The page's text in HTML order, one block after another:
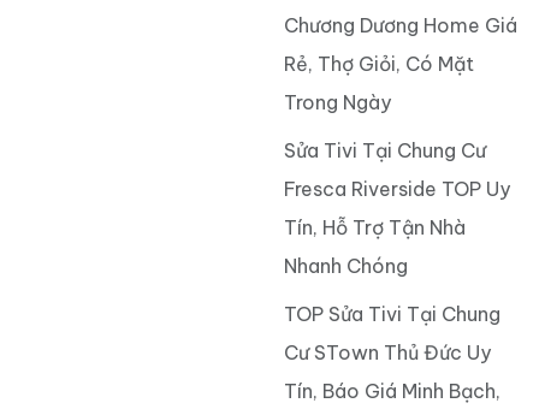
Chương Dương Home Giá
Rẻ, Thợ Giỏi, Có Mặt
Trong Ngày
Sửa Tivi Tại Chung Cư
Fresca Riverside TOP Uy
Tín, Hỗ Trợ Tận Nhà
Nhanh Chóng
TOP Sửa Tivi Tại Chung
Cư STown Thủ Đức Uy
Tín, Báo Giá Minh Bạch,